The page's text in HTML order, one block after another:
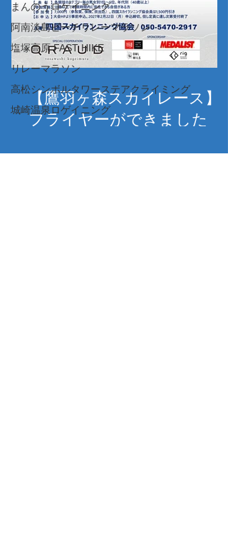
まんのうロゲイニング
阿南淡島ビーチリレーマラソン
塩塚高原 FAST HIKE
リレーマラソン
高松シンボルタワーステアクライミング
城崎温泉ロゲイニング
【鷹羽ヶ森スカイレース】
フライヤーができました